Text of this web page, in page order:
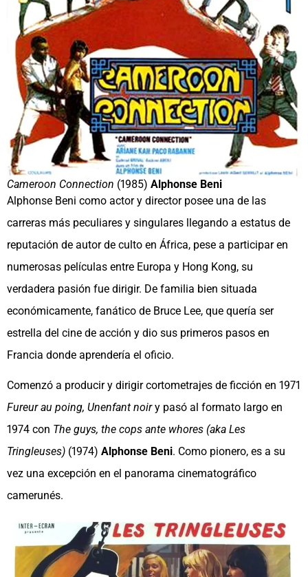
Cameroon Connection (1985) Alphonse Beni
Alphonse Beni como actor y director posee una de las
carreras más peculiares y singulares llegando a estatus de
reputación de autor de culto en África, pese a participar en
numerosas películas entre Europa y Hong Kong, su
verdadera pasión fue dirigir. De familia bien situada
económicamente, fanático de Bruce Lee, que quería ser
estrella del cine de acción y dio sus primeros pasos en
Francia donde aprendería el oficio.
Comenzó a producir y dirigir cortometrajes de ficción en 1971
Fureur au poing, Unenfant noiry pasó al formato largo en
1974 con The guys, the cops ante whores (aka Les
Tringleuses) (1974) Alphonse Beni. Como pionero, es a su
vez una excepción en el panorama cinematográfico
camerunés.